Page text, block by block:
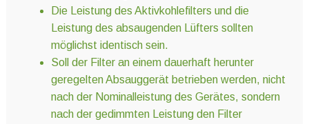
Die Leistung des Aktivkohlefilters und die
Leistung des absaugenden Lüfters sollten
möglichst identisch sein.
Soll der Filter an einem dauerhaft herunter
geregelten Absauggerät betrieben werden, nicht
nach der Nominalleistung des Gerätes, sondern
nach der gedimmten Leistung den Filter